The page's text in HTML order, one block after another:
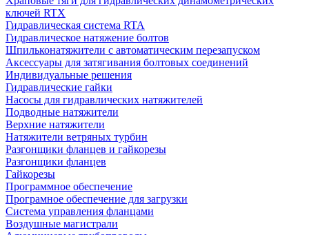
ключей RTX
Гидравлическая система RTA
Гидравлическое натяжение болтов
Шпильконатяжители с автоматическим перезапуском
Аксессуары для затягивания болтовых соединений
Индивидуальные решения
Гидравлические гайки
Насосы для гидравлических натяжителей
Подводные натяжители
Верхние натяжители
Натяжители ветряных турбин
Разгонщики фланцев и гайкорезы
Разгонщики фланцев
Гайкорезы
Программное обеспечение
Програмное обеспечение для загрузки
Система управления фланцами
Воздушные магистрали